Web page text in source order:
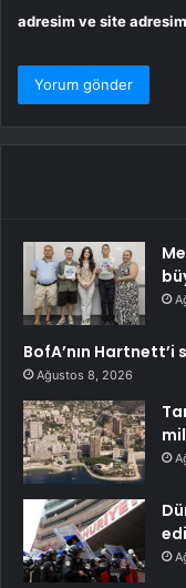
adresim ve site
BofA’nın
Ağustos 8, 2026